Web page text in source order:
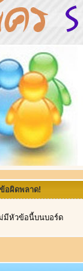
ข้อผิดพลาด!
มีหัวข้อนี้บนบอร์ด